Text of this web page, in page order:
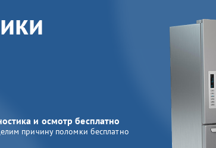
и осмотр бесплатно
причину поломки бесплатно